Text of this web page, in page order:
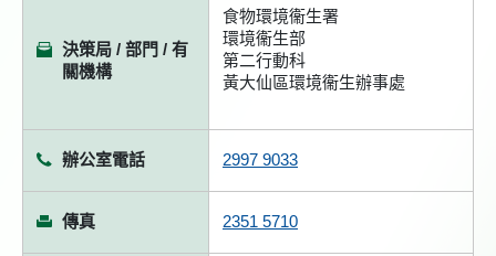
決策局 / 部門 / 有
關機構
食物環境衞生署
環境衞生部
第二行動科
黃大仙區環境衞生辦事處
辦公室電話 2997 9033
傳真 2351 5710